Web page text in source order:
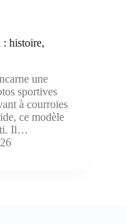
: histoire,
une
sportives
à courroies
ce modèle
Il…